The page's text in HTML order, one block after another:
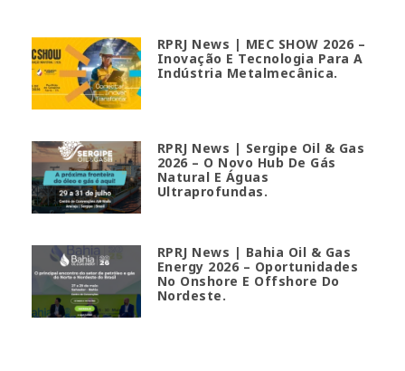
RPRJ News | MEC SHOW 2026 –
Inovação E Tecnologia Para A
Indústria Metalmecânica.
RPRJ News | Sergipe Oil & Gas
2026 – O Novo Hub De Gás
Natural E Águas
Ultraprofundas.
RPRJ News | Bahia Oil & Gas
Energy 2026 – Oportunidades
No Onshore E Offshore Do
Nordeste.